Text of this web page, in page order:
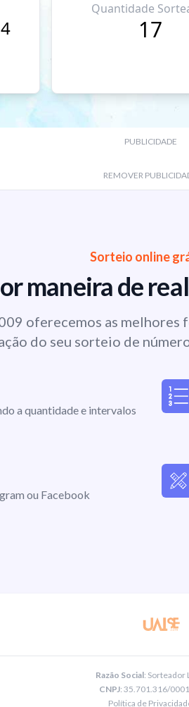
Quantidade
17
PUBLICIDADE
REMOVER
Sorteio online
maneira de
oferecemos as melhores
do seu sorteio de
a quantidade e intervalos
ou Facebook
Razão Social: Sorteador
CNPJ: 35.701.316/
Política de